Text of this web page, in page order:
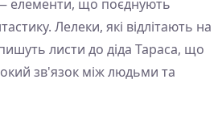
елементи, що поєднують
Лелеки, які відлітають на
листи до діда Тараса, що
зв'язок між людьми та